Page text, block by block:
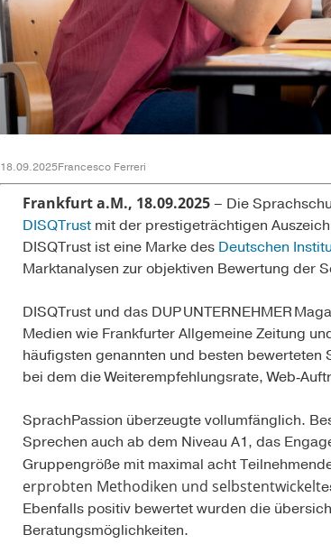
18.09.2025Francesco Ferreri
Frankfurt a.M., 18.09.2025– Die
DISQTrust mit der prestigeträchtigen
DISQTrust ist eine Marke des Deutschen
Marktanalysen zur objektiven Bewertung der
DISQTrust und das DUP UNTERNEHMER
Medien wie Frankfurter Allgemeine Zeitung
häufigsten genannten und besten
bei dem die Weiterempfehlungsrate,
SprachPassion überzeugte vollumfänglich.
Sprechen auch ab dem Niveau A1, das
Gruppengröße mit maximal acht
erprobten Methodiken und selbstentwickelt
Ebenfalls positiv bewertet wurden die
Beratungsmöglichkeiten.